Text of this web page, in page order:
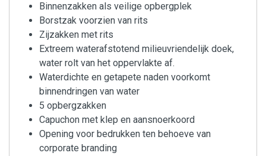
Binnenzakken als veilige opbergplek
Borstzak voorzien van rits
Zijzakken met rits
Extreem waterafstotend milieuvriendelijk doek,
water rolt van het oppervlakte af.
Waterdichte en getapete naden voorkomt
binnendringen van water
5 opbergzakken
Capuchon met klep en aansnoerkoord
Opening voor bedrukken ten behoeve van
corporate branding